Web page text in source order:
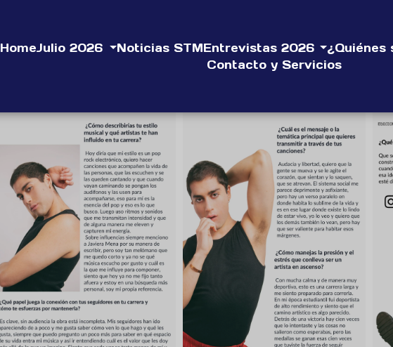
HomeJulio 2026 Noticias STMEntrevistas 2026 ¿Quiénes
Contacto y Servicios